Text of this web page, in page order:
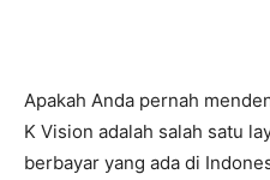
Apakah Anda pernah
K Vision adalah salah satu
berbayar yang ada di